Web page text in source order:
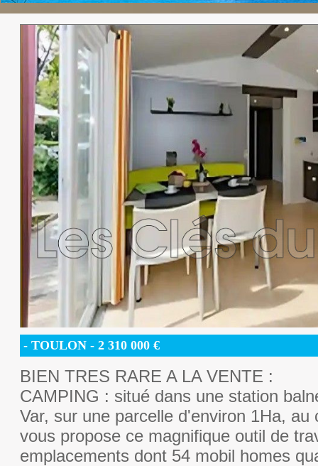
- TOULON - 2 310 000 €
BIEN TRES RARE A LA VENTE :
CAMPING : situé dans une station
Var, sur une parcelle d'environ 1Ha, au
vous propose ce magnifique outil de
emplacements dont 54 mobil homes